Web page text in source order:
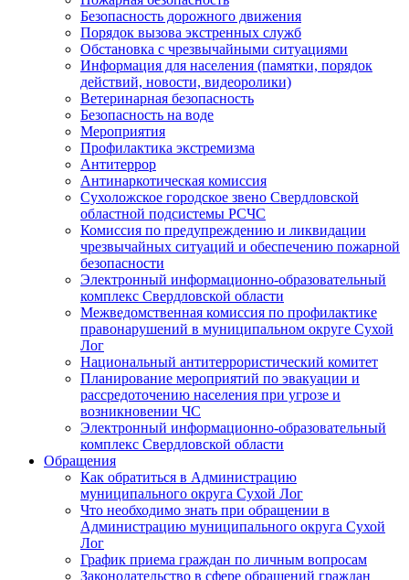
Безопасность дорожного движения
Порядок вызова экстренных служб
Обстановка с чрезвычайными ситуациями
Информация для населения (памятки, порядок
действий, новости, видеоролики)
Ветеринарная безопасность
Безопасность на воде
Мероприятия
Профилактика экстремизма
Антитеррор
Антинаркотическая комиссия
Сухоложское городское звено Свердловской
областной подсистемы РСЧС
Комиссия по предупреждению и ликвидации
чрезвычайных ситуаций и обеспечению пожарной
безопасности
Электронный информационно-образовательный
комплекс Cвердловской области
Межведомственная комиссия по профилактике
правонарушений в муниципальном округе Сухой
Лог
Национальный антитеррористический комитет
Планирование мероприятий по эвакуации и
рассредоточению населения при угрозе и
возникновении ЧС
Электронный информационно-образовательный
комплекс Свердловской области
Обращения
Как обратиться в Администрацию
муниципального округа Сухой Лог
Что необходимо знать при обращении в
Администрацию муниципального округа Сухой
Лог
График приема граждан по личным вопросам
Законодательство в сфере обращений граждан